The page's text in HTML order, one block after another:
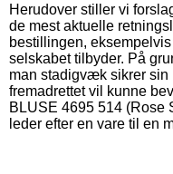
Herudover stiller vi
de mest aktuelle
bestillingen,
selskabet tilbyder. På
man stadigvæk sikrer sin
fremadrettet vil kunne
BLUSE 4695 514 (Rose
leder efter en vare til en